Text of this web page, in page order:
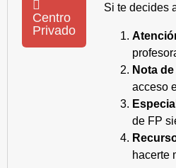
Centro
Privado
Si te decides
Nota
acceso
de FP
hacerte